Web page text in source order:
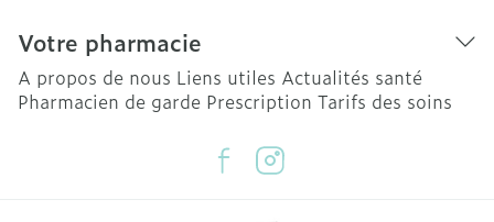
Votre pharmacie
A propos de nous Liens utiles Actualités santé
Pharmacien de garde Prescription Tarifs des soins